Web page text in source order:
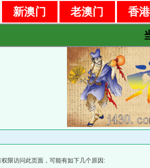
新澳门 老澳门
香
限访问此页面，可能有如下几个原因: